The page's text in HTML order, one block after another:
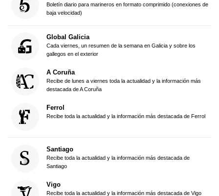
Boletín diario para marineros en formato comprimido (conexiones de
baja velocidad)
Global Galicia
Cada viernes, un resumen de la semana en Galicia y sobre los
gallegos en el exterior
A Coruña
Recibe de lunes a viernes toda la actualidad y la información más
destacada de A Coruña
Ferrol
Recibe toda la actualidad y la información más destacada de Ferrol
Santiago
Recibe toda la actualidad y la información más destacada de
Santiago
Vigo
Recibe toda la actualidad y la información más destacada de Vigo